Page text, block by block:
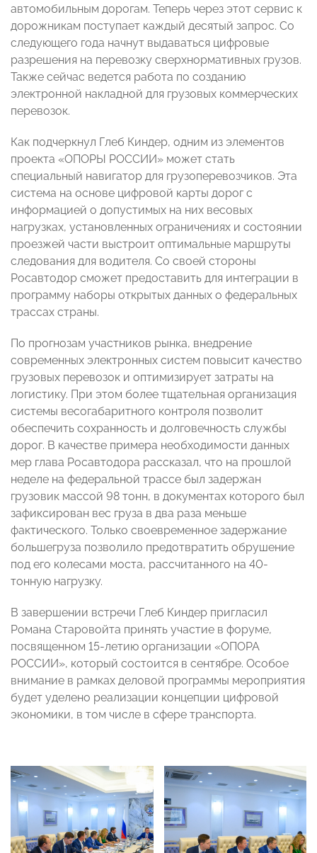
автомобильным дорогам. Теперь через этот сервис к
дорожникам поступает каждый десятый запрос. Со
следующего года начнут выдаваться цифровые
разрешения на перевозку сверхнормативных грузов.
Также сейчас ведется работа по созданию
электронной накладной для грузовых коммерческих
перевозок.
Как подчеркнул Глеб Киндер, одним из элементов
проекта «ОПОРЫ РОССИИ» может стать
специальный навигатор для грузоперевозчиков. Эта
система на основе цифровой карты дорог с
информацией о допустимых на них весовых
нагрузках, установленных ограничениях и состоянии
проезжей части выстроит оптимальные маршруты
следования для водителя. Со своей стороны
Росавтодор сможет предоставить для интеграции в
программу наборы открытых данных о федеральных
трассах страны.
По прогнозам участников рынка, внедрение
современных электронных систем повысит качество
грузовых перевозок и оптимизирует затраты на
логистику. При этом более тщательная организация
системы весогабаритного контроля позволит
обеспечить сохранность и долговечность службы
дорог. В качестве примера необходимости данных
мер глава Росавтодора рассказал, что на прошлой
неделе на федеральной трассе был задержан
грузовик массой 98 тонн, в документах которого был
зафиксирован вес груза в два раза меньше
фактического. Только своевременное задержание
большегруза позволило предотвратить обрушение
под его колесами моста, рассчитанного на 40-
тонную нагрузку.
В завершении встречи Глеб Киндер пригласил
Романа Старовойта принять участие в форуме,
посвященном 15-летию организации «ОПОРА
РОССИИ», который состоится в сентябре. Особое
внимание в рамках деловой программы мероприятия
будет уделено реализации концепции цифровой
экономики, в том числе в сфере транспорта.